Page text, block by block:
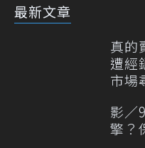
最新文章
真的
遭經
市場
影／
擎？